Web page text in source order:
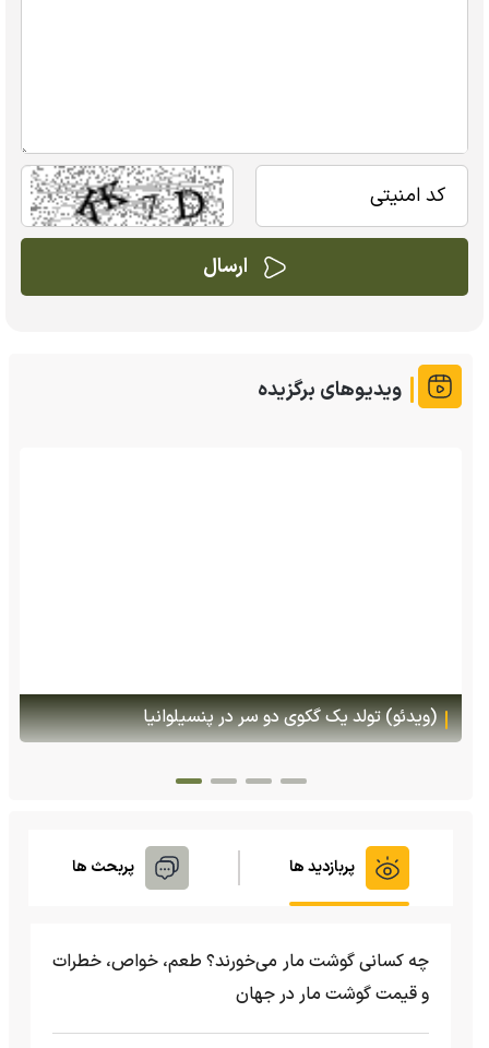
ویدیوهای برگزیده
(ویدئو) تولد یک گکوی دو سر در پنسیلوانیا
پربازدید ها پربحث ها
چه کسانی گوشت مار می‌خورند؟ طعم، خواص، خطرات
و قیمت گوشت مار در جهان